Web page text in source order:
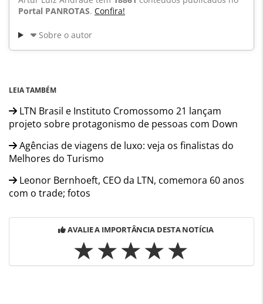
Portal PANROTAS. Confira!
Sobre o autor
LEIA TAMBÉM
LTN Brasil e Instituto Cromossomo 21 lançam
projeto sobre protagonismo de pessoas com Down
Agências de viagens de luxo: veja os finalistas do
Melhores do Turismo
Leonor Bernhoeft, CEO da LTN, comemora 60 anos
com o trade; fotos
AVALIE A IMPORTÂNCIA DESTA NOTÍCIA